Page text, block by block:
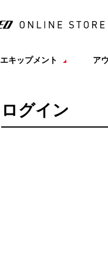
エキップメント ア
ログイン